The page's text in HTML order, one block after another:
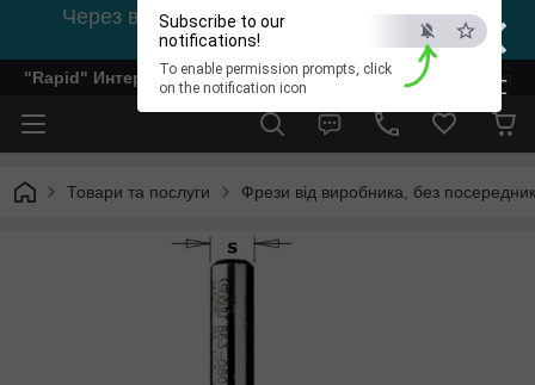
×
ESC
Subscribe to our
notifications!
To enable permission prompts, click
on the notification icon
Через відсутність світла, зв'язок на viber
0978002056
"Rapid" Интернет-магазин деревообрабатывающего
Товари та послуги Фрези від виробника, без